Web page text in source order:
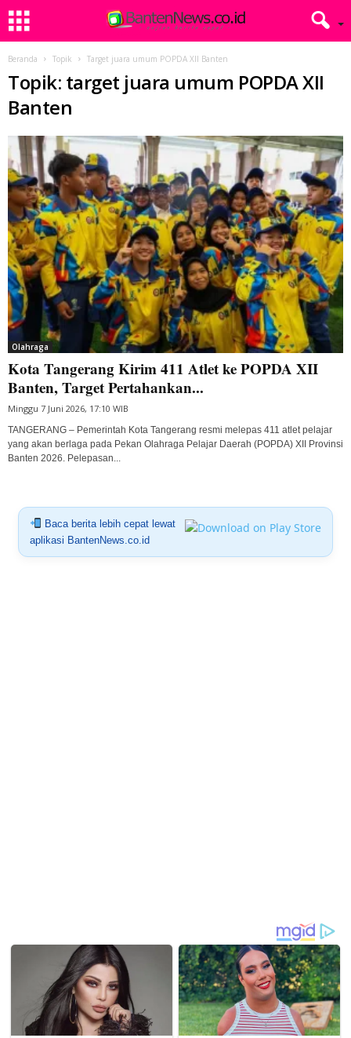
Beranda Topik Target juara umum POPDA XII Banten
Topik: target juara umum POPDA XII
Banten
Olahraga
Kota Tangerang Kirim 411 Atlet ke POPDA XII
Banten, Target Pertahankan...
Minggu 7 Juni 2026, 17:10 WIB
TANGERANG – Pemerintah Kota Tangerang resmi melepas 411 atlet pelajar
yang akan berlaga pada Pekan Olahraga Pelajar Daerah (POPDA) XII Provinsi
Banten 2026. Pelepasan...
Baca berita lebih cepat lewat
aplikasi BantenNews.co.id